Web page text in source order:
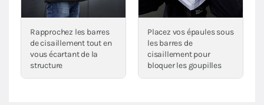
Rapprochez les barres
de cisaillement tout en
vous écartant de la
structure
Placez vos épaules sous
les barres de
cisaillement pour
bloquer les goupilles